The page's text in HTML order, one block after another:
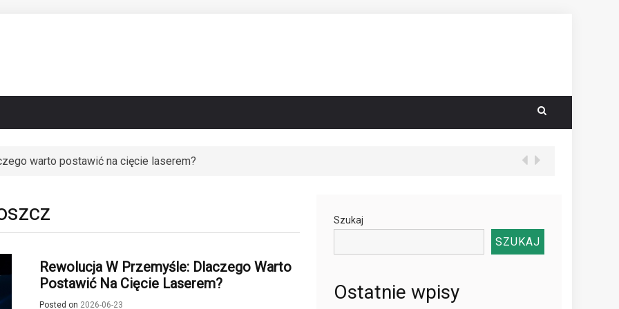
warto postawić na cięcie laserem?
zmienia architekturę miast
Rewolucja W Przemyśle: Dlaczego Warto
Postawić Na Cięcie Laserem?
Posted on 2026-06-23
Szukaj
SZUKAJ
Ostatnie wpisy